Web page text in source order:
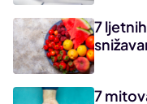
7
7